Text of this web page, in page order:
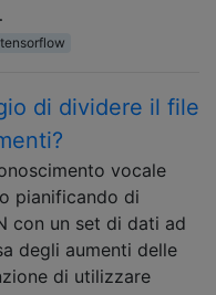
tensorflow
di dividere il file
vocale
pianificando di
con un set di dati ad
degli aumenti delle
di utilizzare